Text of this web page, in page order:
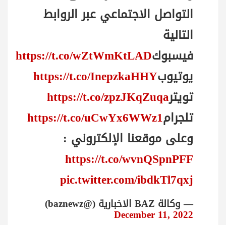
التواصل الاجتماعي عبر الروابط
التالية
فيسبوكhttps://t.co/wZtWmKtLAD
يوتيوبhttps://t.co/InepzkaHHY
تويترhttps://t.co/zpzJKqZuqa
تلجرامhttps://t.co/uCwYx6WWz1
وعلى موقعنا الإلكتروني :
https://t.co/wvnQSpnPFF
pic.twitter.com/ibdkTl7qxj
— وكالة BAZ الاخبارية (@baznewz)
December 11, 2022